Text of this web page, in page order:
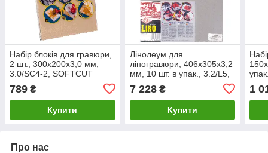
Набір блоків для гравюри,
2 шт., 300х200х3,0 мм,
3.0/SC4-2, SOFTCUT
ESSDEE
789 ₴
Купити
Лінолеум для
ліногравюри, 406х305х3,2
мм, 10 шт. в упак., 3.2/L5,
7 228₴
Купити
1
Про нас